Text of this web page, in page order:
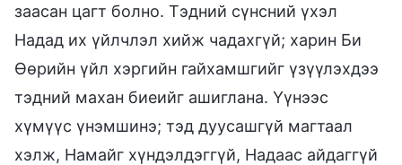
заасан цагт болно. Тэдний сүнсний үхэл
Надад их үйлчлэл хийж чадахгүй; харин Би
Өөрийн үйл хэргийн гайхамшгийг үзүүлэхдээ
тэдний махан биеийг ашиглана. Үүнээс
хүмүүс үнэмшинэ; тэд дуусашгүй магтаал
хэлж, Намайг хүндэлдэггүй, Надаас айдаггүй